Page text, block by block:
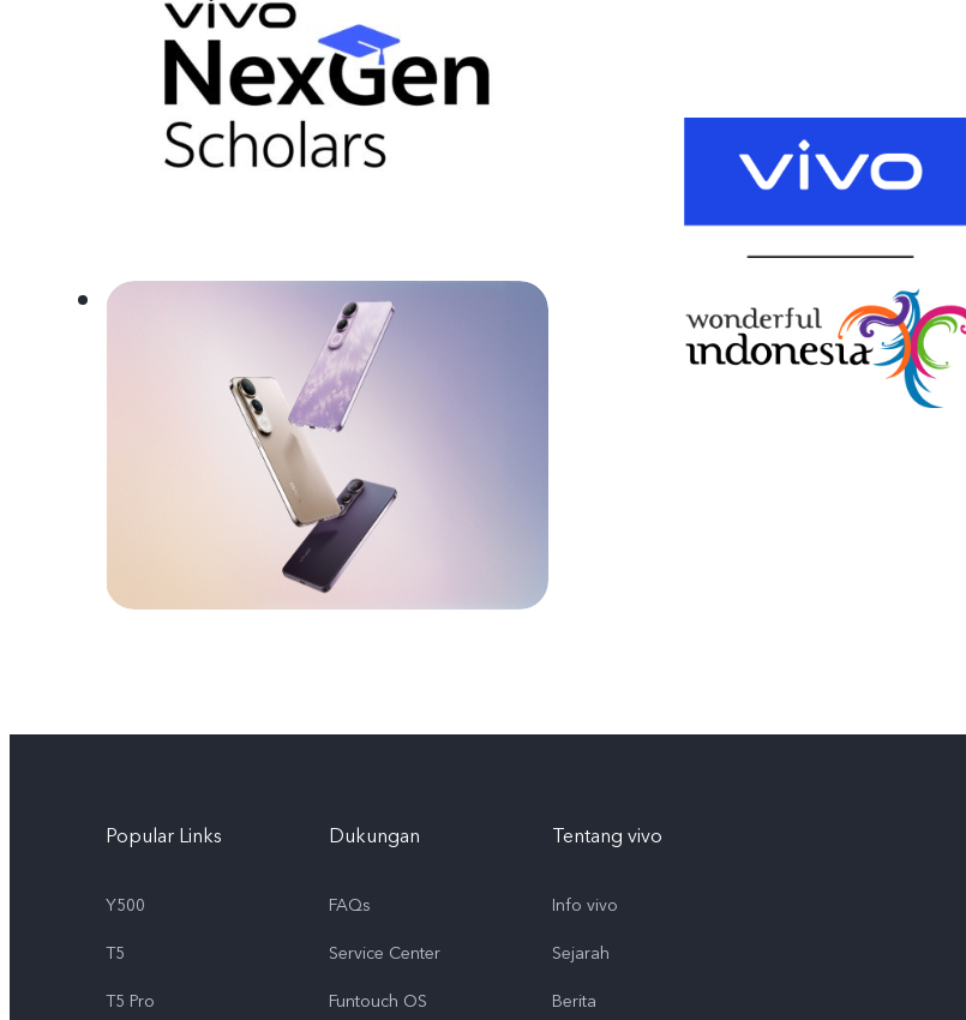
Popular Links
Y500
T5
T5 Pro
Dukungan
FAQs
Service Center
Funtouch OS
Tentang vivo
Info vivo
Sejarah
Berita